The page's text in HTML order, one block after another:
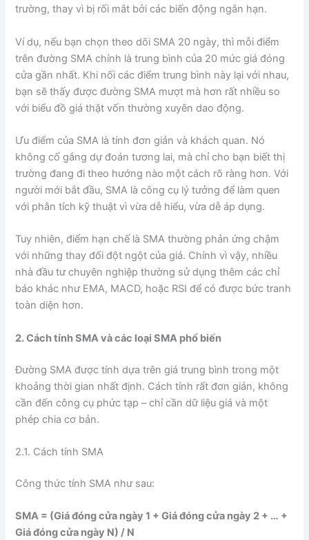
trường, thay vì bị rối mắt bởi các biến động ngắn hạn.
Ví dụ, nếu bạn chọn theo dõi SMA 20 ngày, thì mỗi điểm
trên đường SMA chính là trung bình của 20 mức giá đóng
cửa gần nhất. Khi nối các điểm trung bình này lại với nhau,
bạn sẽ thấy được đường SMA mượt mà hơn rất nhiều so
với biểu đồ giá thật vốn thường xuyên dao động.
Ưu điểm của SMA là tính đơn giản và khách quan. Nó
không cố gắng dự đoán tương lai, mà chỉ cho bạn biết thị
trường đang đi theo hướng nào một cách rõ ràng hơn. Với
người mới bắt đầu, SMA là công cụ lý tưởng để làm quen
với phân tích kỹ thuật vì vừa dễ hiểu, vừa dễ áp dụng.
Tuy nhiên, điểm hạn chế là SMA thường phản ứng chậm
với những thay đổi đột ngột của giá. Chính vì vậy, nhiều
nhà đầu tư chuyên nghiệp thường sử dụng thêm các chỉ
báo khác như EMA, MACD, hoặc RSI để có được bức tranh
toàn diện hơn.
2. Cách tính SMA và các loại SMA phổ biến
Đường SMA được tính dựa trên giá trung bình trong một
khoảng thời gian nhất định. Cách tính rất đơn giản, không
cần đến công cụ phức tạp – chỉ cần dữ liệu giá và một
phép chia cơ bản.
2.1. Cách tính SMA
Công thức tính SMA như sau:
SMA = (Giá đóng cửa ngày 1 + Giá đóng cửa ngày 2 + … +
Giá đóng cửa ngày N) / N